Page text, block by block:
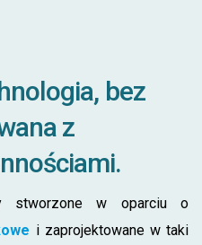
bez
z
stworzone w oparciu o
i zaprojektowane w taki